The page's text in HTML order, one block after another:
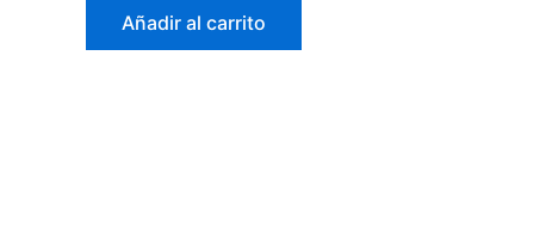
Añadir al carrito